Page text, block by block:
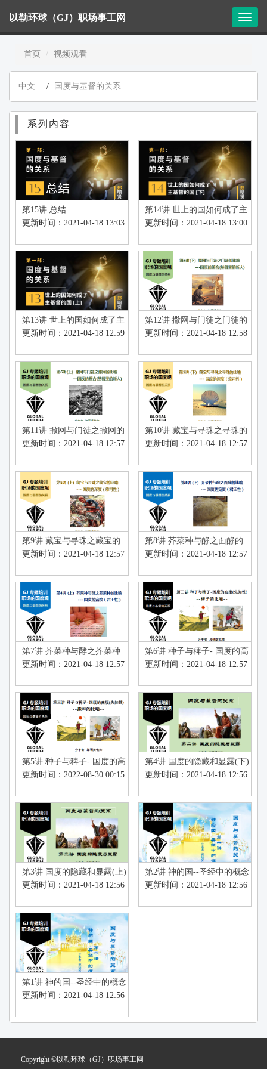
以勒环球（GJ）职场事工网
T
o
a
v
首页 视频观看
中文 / 国度与基督的关系
系列内容
第15讲 总结
更新时间：2021-04-18 13:03
第14讲 世上的国如何成了主
基督的国 (下)
更新时间：2021-04-18 13:00
第13讲 世上的国如何成了主
基督的国 (上)
更新时间：2021-04-18 12:59
第12讲 撒网与门徒之门徒的
比喻--国度的整合(基督里的
更新时间：2021-04-18 12:58
第11讲 撒网与门徒之撒网的
比喻-- 国度的整合(基督里的
更新时间：2021-04-18 12:57
第10讲 藏宝与寻珠之寻珠的
比喻 (下)
更新时间：2021-04-18 12:57
第9讲 藏宝与寻珠之藏宝的
比喻 (上)
更新时间：2021-04-18 12:57
第8讲 芥菜种与酵之面酵的
比喻 (下)
更新时间：2021-04-18 12:57
第7讲 芥菜种与酵之芥菜种
的比喻 (上)
更新时间：2021-04-18 12:57
第6讲 种子与稗子- 国度的高
度(先知性)(下)
更新时间：2021-04-18 12:57
第5讲 种子与稗子- 国度的高
度(先知性)(上)
更新时间：2022-08-30 00:15
第4讲 国度的隐藏和显露(下)
更新时间：2021-04-18 12:56
第3讲 国度的隐藏和显露(上)
更新时间：2021-04-18 12:56
第2讲 神的国--圣经中的概念
(下)
更新时间：2021-04-18 12:56
第1讲 神的国--圣经中的概念
(上)
更新时间：2021-04-18 12:56
Copyright ©以勒环球（GJ）职场事工网